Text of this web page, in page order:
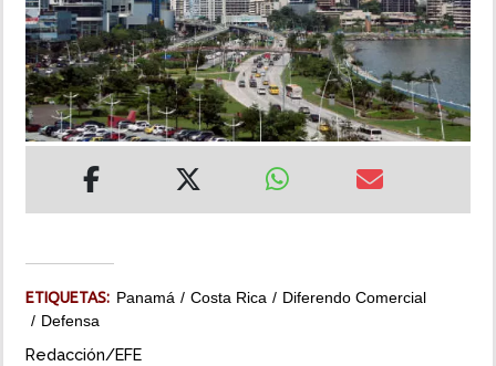
MULTIMEDIA
IMPRESO
ETIQUETAS: Panamá Costa Rica
Diferendo Comercial
Defensa
Redacción/EFE